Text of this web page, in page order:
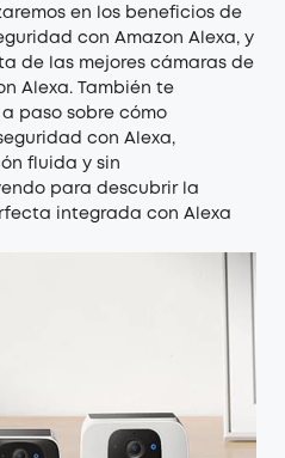
en los beneficios de
con Amazon Alexa, y
de las mejores cámaras de
Alexa. También te
paso sobre cómo
con Alexa,
fluida y sin
para descubrir la
integrada con Alexa